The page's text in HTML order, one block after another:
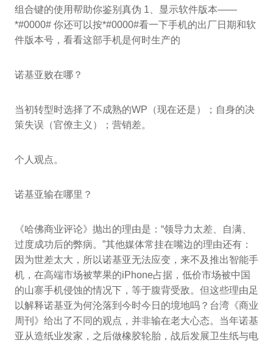
组合键的使用帮助你鉴别真伪 1、显示软件版本——
*#0000# 你还可以按*#0000#看一下手机的出厂日期和软
件版本号，看看这部手机是何时生产的
诺基亚败在哪？
当初转型时选择了不成熟的WP（现在还是）；自身的决
策失误（官僚主义）；营销差。
个人观点。
诺基亚输在哪里？
《哈佛商业评论》抛出的理由是：“领导力太差、自满、
过度成功后的弊病。”其他媒体常挂在嘴边的理由还有：
因为世差太大，所以诺基亚无法应变，来不及推出智能手
机，在高端市场被苹果的iPhone占据，低价市场被中国
的山寨手机侵蚀的情况下，等于腹背受敌。但这些理由足
以解释诺基亚为何沦落到今时今日的境地吗？台湾《商业
周刊》给出了不同的观点，并非输在老大心态。当年诺基
亚从造纸业发家，之后做橡胶轮胎，战后发展卫生纸与电